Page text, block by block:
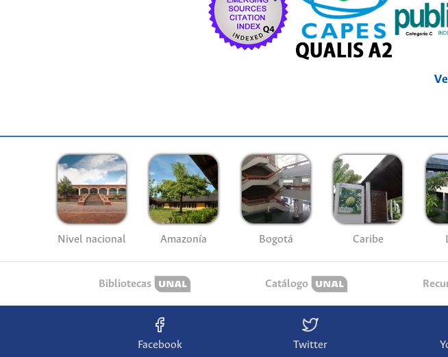
Nivel nacional Amazonía Bogotá Caribe
Bibliotecas Catálogo
Facebook Twitter